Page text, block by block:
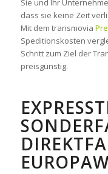
dass sie keine Zeit
Mit dem transmovia
Speditionskosten
Schritt zum Ziel der
preisgünstig.